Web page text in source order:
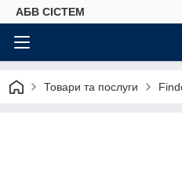
АБВ СІСТЕМ
Товари та послуги